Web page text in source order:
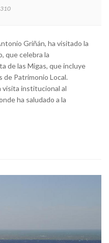
Griñán, ha visitado la
que celebra la
de las Migas, que incluye
de Patrimonio Local.
visita institucional al
ha saludado a la